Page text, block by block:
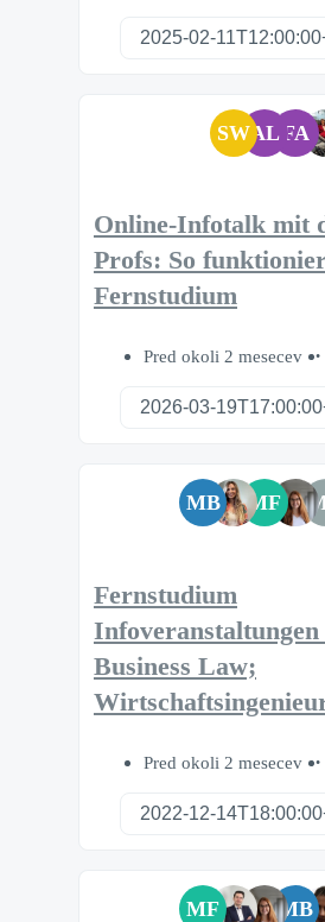
SWAL FA
Online-Infotalk mit
Profs: So
Fernstudium
Pred okoli 2 mesecev
MB MF
Fernstudium
Business Law;
Pred okoli 2 mesecev
MF MB